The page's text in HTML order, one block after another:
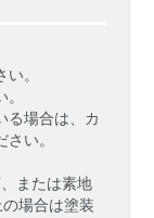
。
る場合は、カ
い。
または素地
場合は塗装